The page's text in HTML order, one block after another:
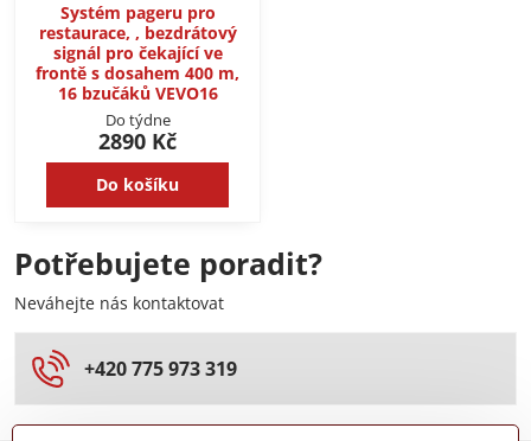
Systém pageru pro
restaurace, , bezdrátový
signál pro čekající ve
frontě s dosahem 400 m,
16 bzučáků VEVO16
Do týdne
2890 Kč
Do košíku
Potřebujete poradit?
Neváhejte nás kontaktovat
+420 775 973 319